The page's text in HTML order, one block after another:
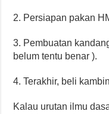
2. Persiapan pakan
3. Pembuatan
belum tentu benar ).
4. Terakhir, beli
Kalau urutan ilmu